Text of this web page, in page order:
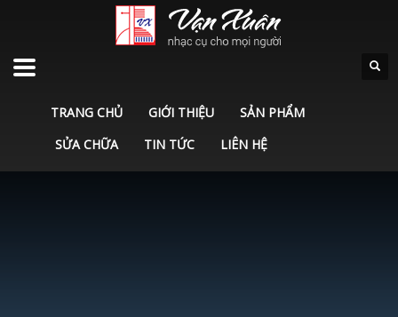
TRANG CHỦ GIỚI THIỆU
SẢN PHẨM
SỬA CHỮA
TIN TỨC LIÊN HỆ